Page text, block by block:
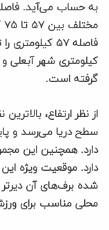
به حساب می‌آید.
کیلومتری شهر آبعلی و
گرفته است.
دارد. موقعیت ویژه
شده برف‌های آن
محلی مناسب برای